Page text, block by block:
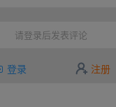
请登录后发表评论
登录 注册